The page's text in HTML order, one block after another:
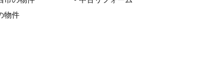
物件